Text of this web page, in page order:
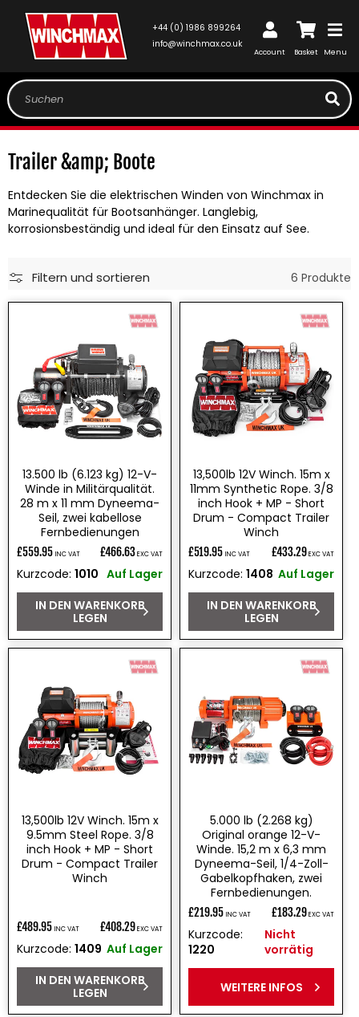
ZUM
INHALT
Menu
+44 (0) 1986 899264
info@winchmax.co.uk
Einloggen
Account
Warenkorb
Basket
Suchen
K
a
t
e
o
r
Trailer &amp; Boote
Entdecken Sie die elektrischen Winden von Winchmax in
Marinequalität für Bootsanhänger. Langlebig,
korrosionsbeständig und ideal für den Einsatz auf See.
Filtern und sortieren 6 Produkte
13.500 lb (6.123 kg) 12-V-
Winde in Militärqualität.
28 m x 11 mm Dyneema-
Seil, zwei kabellose
Fernbedienungen
Normaler
Preis
£559.95 INC VAT £466.63 EXC VAT
Kurzcode: 1010 Auf Lager
IN DEN WARENKORB
LEGEN
13,500lb 12V Winch. 15m x
11mm Synthetic Rope. 3/8
inch Hook + MP - Short
Drum - Compact Trailer
Winch
Normaler
Preis
£519.95 INC VAT £433.29 EXC VAT
Kurzcode: 1408 Auf Lager
IN DEN WARENKORB
LEGEN
13,500lb 12V Winch. 15m x
9.5mm Steel Rope. 3/8
inch Hook + MP - Short
Drum - Compact Trailer
Winch
Normaler
Preis
£489.95 INC VAT £408.29 EXC VAT
Kurzcode: 1409 Auf Lager
IN DEN WARENKORB
LEGEN
5.000 lb (2.268 kg)
Original orange 12-V-
Winde. 15,2 m x 6,3 mm
Dyneema-Seil, 1/4-Zoll-
Gabelkopfhaken, zwei
Fernbedienungen.
Normaler
Preis
£219.95 INC VAT £183.29 EXC VAT
Kurzcode:
1220
Nicht
vorrätig
WEITERE INFOS